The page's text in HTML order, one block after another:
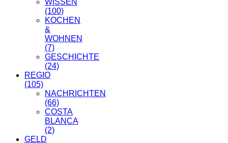
WISSEN
(100)
KOCHEN
&
WOHNEN
(7)
GESCHICHTE
(24)
REGIO
(105)
NACHRICHTEN
(66)
COSTA
BLANCA
(2)
GELD